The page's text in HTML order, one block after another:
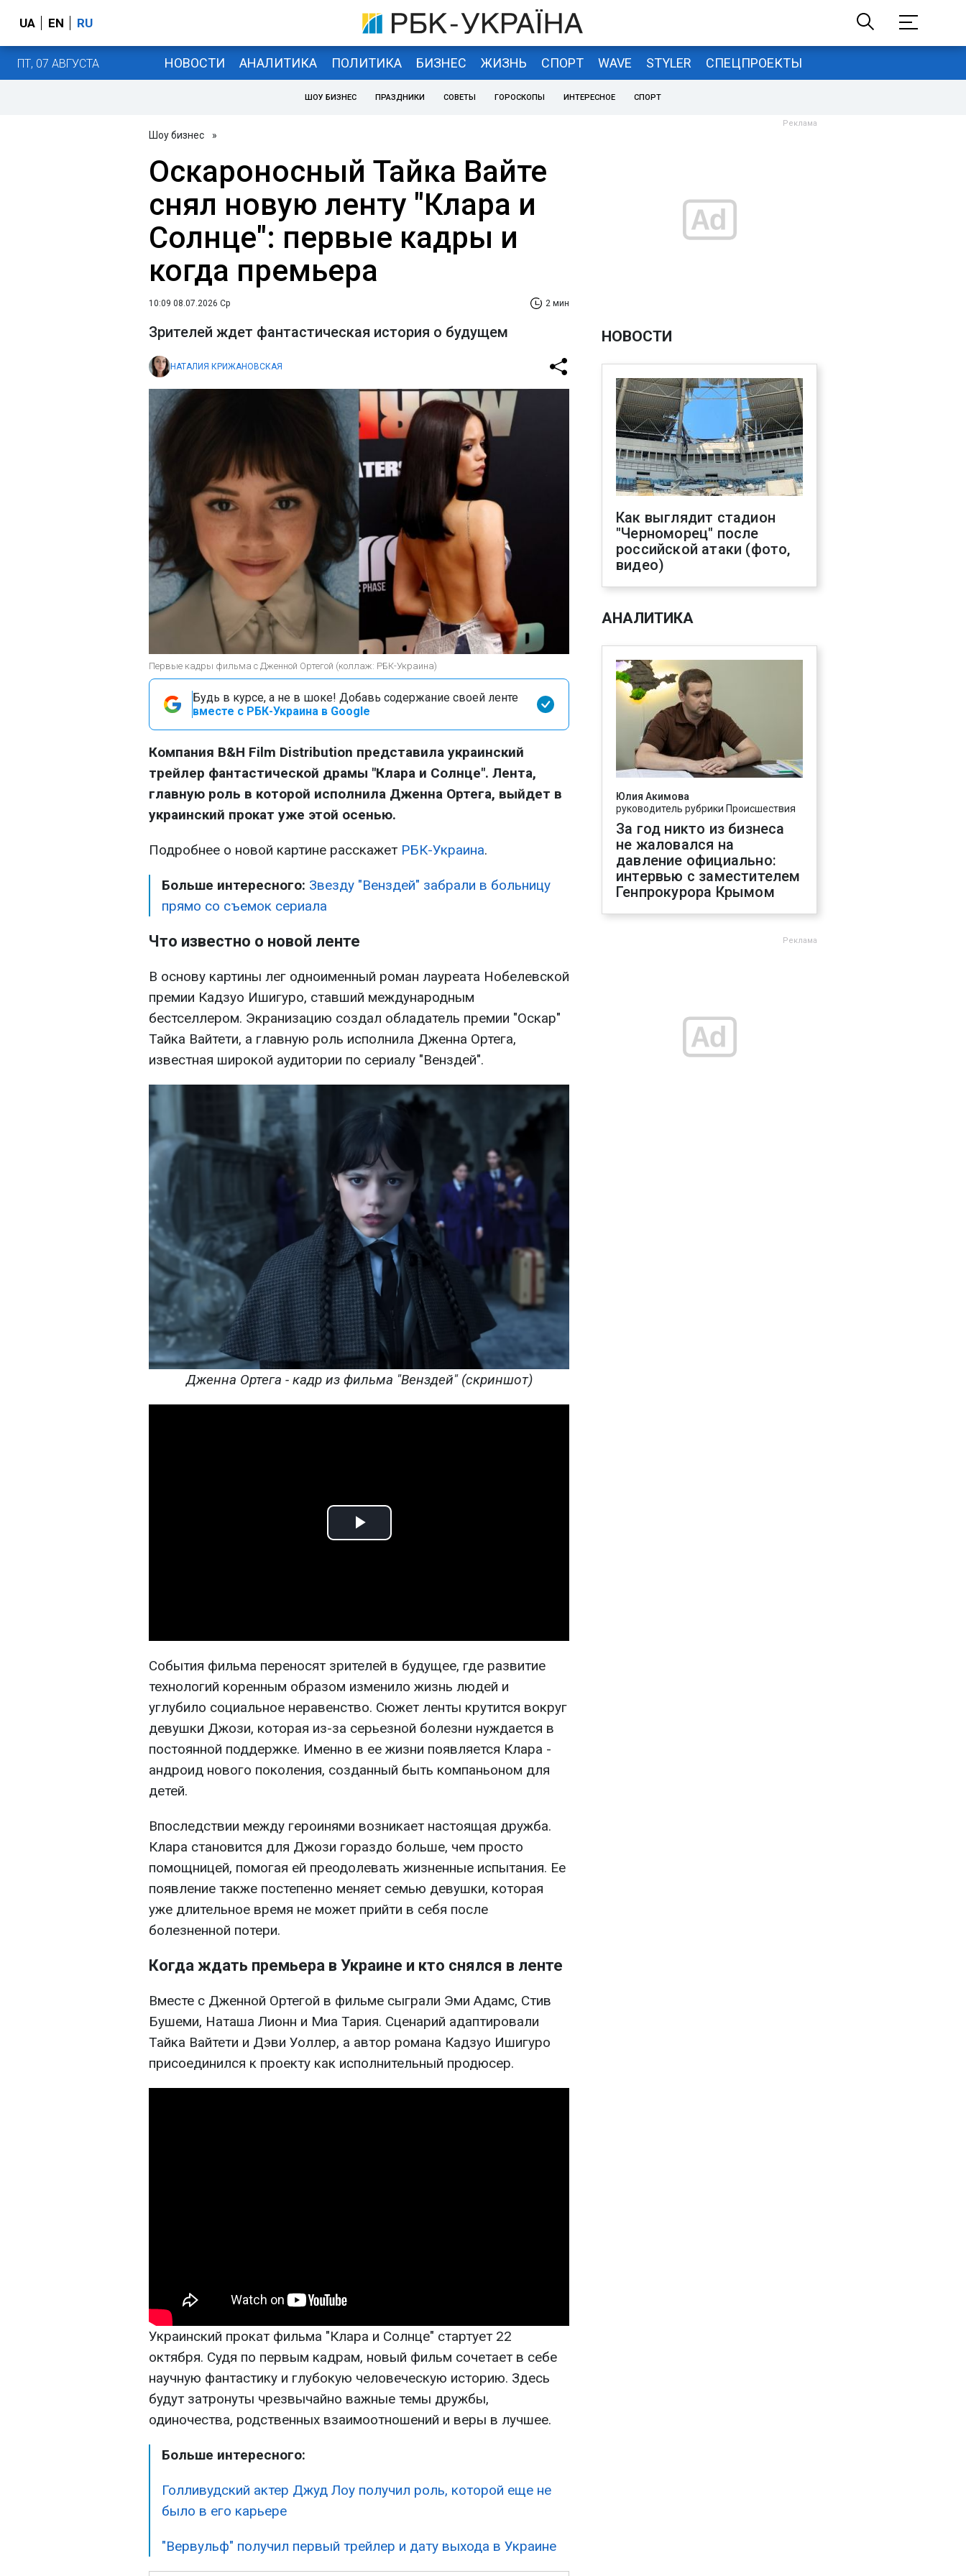
UA EN RU
ПТ, 07 АВГУСТА НОВОСТИ АНАЛИТИКА ПОЛИТИКА БИЗНЕС ЖИЗНЬ СПОРТ WAVE STYLER СПЕЦПРОЕКТЫ
ШОУ БИЗНЕС ПРАЗДНИКИ СОВЕТЫ ГОРОСКОПЫ ИНТЕРЕСНОЕ СПОРТ
Шоу бизнес »
Оскароносный Тайка Вайте
снял новую ленту "Клара и
Солнце": первые кадры и
когда премьера
10:09 08.07.2026 Ср 2 мин
Зрителей ждет фантастическая история о будущем
НАТАЛИЯ КРИЖАНОВСКАЯ
Первые кадры фильма с Дженной Ортегой (коллаж: РБК-Украина)
Будь в курсе, а не в шоке! Добавь содержание своей ленте
вместе с РБК-Украина в Google
Компания B&H Film Distribution представила украинский
трейлер фантастической драмы "Клара и Солнце". Лента,
главную роль в которой исполнила Дженна Ортега, выйдет в
украинский прокат уже этой осенью.
Подробнее о новой картине расскажет РБК-Украина.
Больше интересного: Звезду "Венздей" забрали в больницу
прямо со съемок сериала
Что известно о новой ленте
В основу картины лег одноименный роман лауреата Нобелевской
премии Кадзуо Ишигуро, ставший международным
бестселлером. Экранизацию создал обладатель премии "Оскар"
Тайка Вайтети, а главную роль исполнила Дженна Ортега,
известная широкой аудитории по сериалу "Венздей".
Дженна Ортега - кадр из фильма "Венздей" (скриншот)
Play
События фильма переносят зрителей в будущее, где развитие
технологий коренным образом изменило жизнь людей и
углубило социальное неравенство. Сюжет ленты крутится вокруг
девушки Джози, которая из-за серьезной болезни нуждается в
постоянной поддержке. Именно в ее жизни появляется Клара -
андроид нового поколения, созданный быть компаньоном для
детей.
Впоследствии между героинями возникает настоящая дружба.
Клара становится для Джози гораздо больше, чем просто
помощницей, помогая ей преодолевать жизненные испытания. Ее
появление также постепенно меняет семью девушки, которая
уже длительное время не может прийти в себя после
болезненной потери.
Когда ждать премьера в Украине и кто снялся в ленте
Вместе с Дженной Ортегой в фильме сыграли Эми Адамс, Стив
Бушеми, Наташа Лионн и Миа Тария. Сценарий адаптировали
Тайка Вайтети и Дэви Уоллер, а автор романа Кадзуо Ишигуро
присоединился к проекту как исполнительный продюсер.
Украинский прокат фильма "Клара и Солнце" стартует 22
октября. Судя по первым кадрам, новый фильм сочетает в себе
научную фантастику и глубокую человеческую историю. Здесь
будут затронуты чрезвычайно важные темы дружбы,
одиночества, родственных взаимоотношений и веры в лучшее.
Больше интересного:
Голливудский актер Джуд Лоу получил роль, которой еще не
было в его карьере
"Вервульф" получил первый трейлер и дату выхода в Украине
НОВОСТИ
Как выглядит стадион
"Черноморец" после
российской атаки (фото,
видео)
АНАЛИТИКА
Юлия Акимова
руководитель рубрики Происшествия
За год никто из бизнеса
не жаловался на
давление официально:
интервью с заместителем
Генпрокурора Крымом